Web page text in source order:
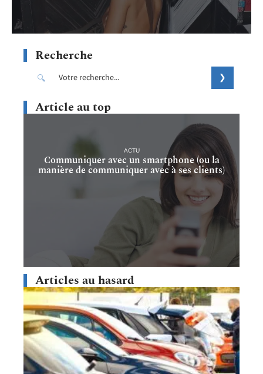
Recherche
Article au top
ACTU
Communiquer avec un smartphone (ou la
manière de communiquer avec à ses clients)
Articles au hasard